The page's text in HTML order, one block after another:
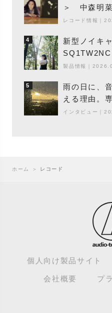
＞ 中森明菜
レコード情報
4
新型ノイキ
SQ1TW2NC
木”になり得
製品情報
5
雨の日に、
える理由。
ンドスケー
インタビュー
ホーム ＞ レコード
個人向け製品サイト
会社概要 プ